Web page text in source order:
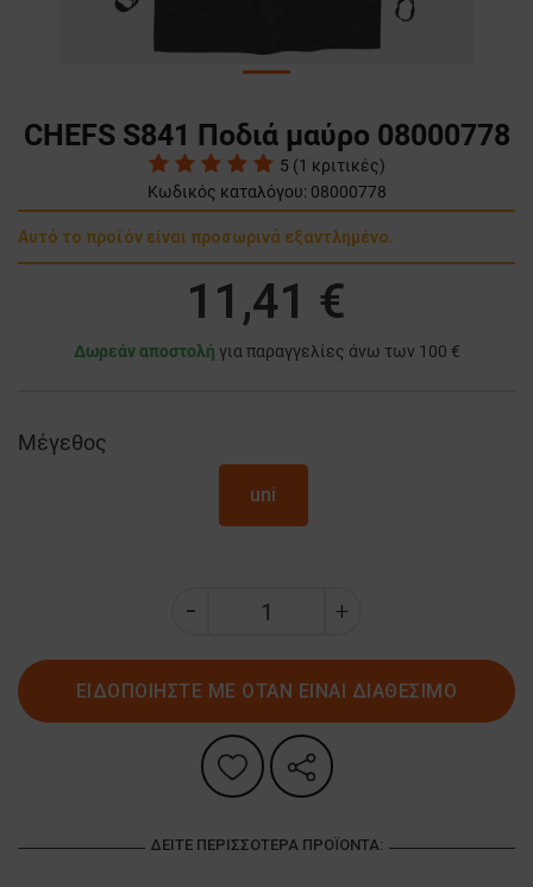
CHEFS S841 Ποδιά μαύρο 08000778
5 (1 κριτικές)
Κωδικός καταλόγου: 08000778
Αυτό το προϊόν είναι προσωρινά εξαντλημένο.
11,41 €
Δωρεάν αποστολή για παραγγελίες άνω των 100 €
Μέγεθος
uni
ΕΙΔΟΠΟΙΗΣΤΕ ΜΕ ΟΤΑΝ ΕΙΝΑΙ ΔΙΑΘΕΣΙΜΟ
ΔΕΊΤΕ ΠΕΡΙΣΣΌΤΕΡΑ ΠΡΟΪΌΝΤΑ: